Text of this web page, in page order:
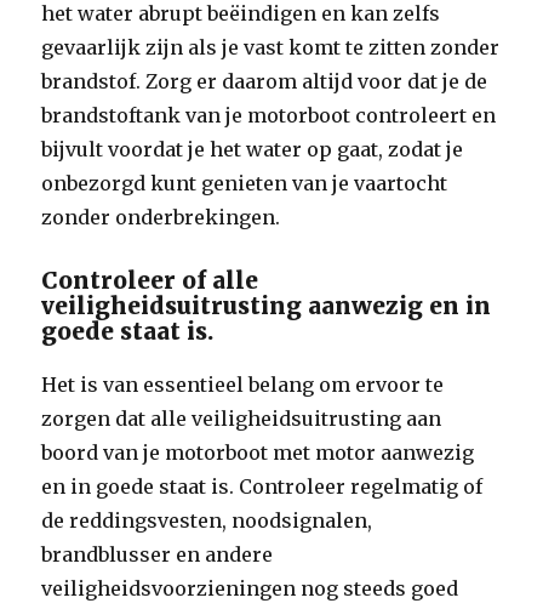
het water abrupt beëindigen en kan zelfs
gevaarlijk zijn als je vast komt te zitten zonder
brandstof. Zorg er daarom altijd voor dat je de
brandstoftank van je motorboot controleert en
bijvult voordat je het water op gaat, zodat je
onbezorgd kunt genieten van je vaartocht
zonder onderbrekingen.
Controleer of alle
veiligheidsuitrusting aanwezig en in
goede staat is.
Het is van essentieel belang om ervoor te
zorgen dat alle veiligheidsuitrusting aan
boord van je motorboot met motor aanwezig
en in goede staat is. Controleer regelmatig of
de reddingsvesten, noodsignalen,
brandblusser en andere
veiligheidsvoorzieningen nog steeds goed